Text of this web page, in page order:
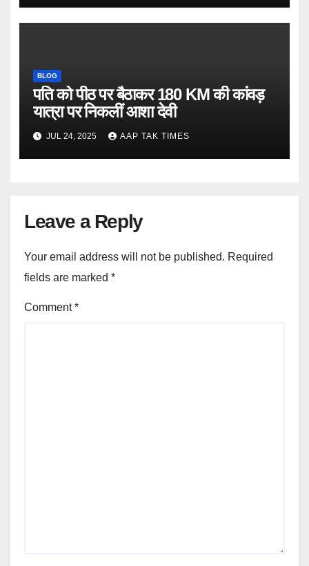
BLOG
पति को पीठ पर बैठाकर 180 KM की कांवड़
यात्रा पर निकलीं आशा देवी
JUL 24, 2025 AAP TAK TIMES
Leave a Reply
Your email address will not be published. Required
fields are marked *
Comment*